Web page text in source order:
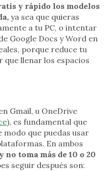
y rápido los modelos
ya sea que quieras
a tu PC, o intentar
Google Docs y Word en
porque reduce tu
llenar los espacios
Gmail, u OneDrive
), es fundamental que
modo que puedas usar
En ambos
no toma más de 10 o 20
seguir después son: